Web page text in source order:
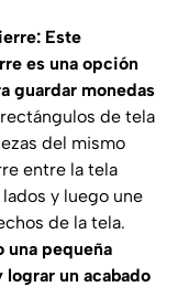
Este
es una opción
guardar monedas
de tela
del mismo
entre la tela
y luego une
de la tela.
una pequeña
lograr un acabado